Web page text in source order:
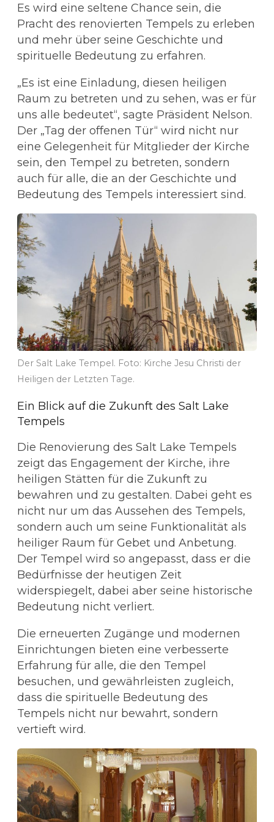
Es wird eine seltene Chance sein, die
Pracht des renovierten Tempels zu erleben
und mehr über seine Geschichte und
spirituelle Bedeutung zu erfahren.
„Es ist eine Einladung, diesen heiligen
Raum zu betreten und zu sehen, was er für
uns alle bedeutet“, sagte Präsident Nelson.
Der „Tag der offenen Tür“ wird nicht nur
eine Gelegenheit für Mitglieder der Kirche
sein, den Tempel zu betreten, sondern
auch für alle, die an der Geschichte und
Bedeutung des Tempels interessiert sind.
Der Salt Lake Tempel. Foto: Kirche Jesu Christi der
Heiligen der Letzten Tage.
Ein Blick auf die Zukunft des Salt Lake
Tempels
Die Renovierung des Salt Lake Tempels
zeigt das Engagement der Kirche, ihre
heiligen Stätten für die Zukunft zu
bewahren und zu gestalten. Dabei geht es
nicht nur um das Aussehen des Tempels,
sondern auch um seine Funktionalität als
heiliger Raum für Gebet und Anbetung.
Der Tempel wird so angepasst, dass er die
Bedürfnisse der heutigen Zeit
widerspiegelt, dabei aber seine historische
Bedeutung nicht verliert.
Die erneuerten Zugänge und modernen
Einrichtungen bieten eine verbesserte
Erfahrung für alle, die den Tempel
besuchen, und gewährleisten zugleich,
dass die spirituelle Bedeutung des
Tempels nicht nur bewahrt, sondern
vertieft wird.